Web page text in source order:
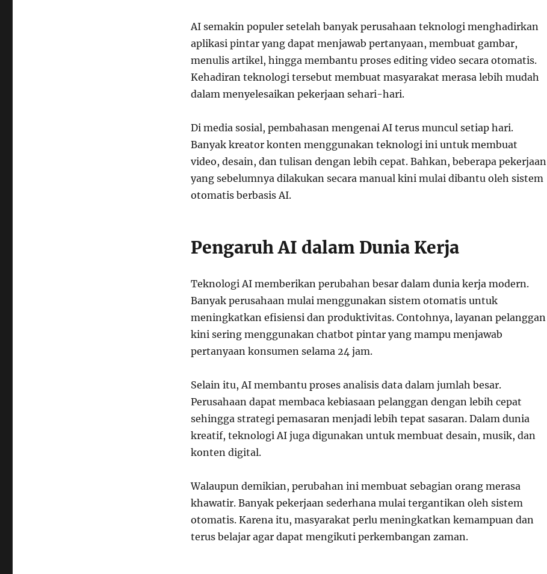
AI semakin populer setelah banyak perusahaan teknologi menghadirkan
aplikasi pintar yang dapat menjawab pertanyaan, membuat gambar,
menulis artikel, hingga membantu proses editing video secara otomatis.
Kehadiran teknologi tersebut membuat masyarakat merasa lebih mudah
dalam menyelesaikan pekerjaan sehari-hari.
Di media sosial, pembahasan mengenai AI terus muncul setiap hari.
Banyak kreator konten menggunakan teknologi ini untuk membuat
video, desain, dan tulisan dengan lebih cepat. Bahkan, beberapa pekerjaan
yang sebelumnya dilakukan secara manual kini mulai dibantu oleh sistem
otomatis berbasis AI.
Pengaruh AI dalam Dunia Kerja
Teknologi AI memberikan perubahan besar dalam dunia kerja modern.
Banyak perusahaan mulai menggunakan sistem otomatis untuk
meningkatkan efisiensi dan produktivitas. Contohnya, layanan pelanggan
kini sering menggunakan chatbot pintar yang mampu menjawab
pertanyaan konsumen selama 24 jam.
Selain itu, AI membantu proses analisis data dalam jumlah besar.
Perusahaan dapat membaca kebiasaan pelanggan dengan lebih cepat
sehingga strategi pemasaran menjadi lebih tepat sasaran. Dalam dunia
kreatif, teknologi AI juga digunakan untuk membuat desain, musik, dan
konten digital.
Walaupun demikian, perubahan ini membuat sebagian orang merasa
khawatir. Banyak pekerjaan sederhana mulai tergantikan oleh sistem
otomatis. Karena itu, masyarakat perlu meningkatkan kemampuan dan
terus belajar agar dapat mengikuti perkembangan zaman.